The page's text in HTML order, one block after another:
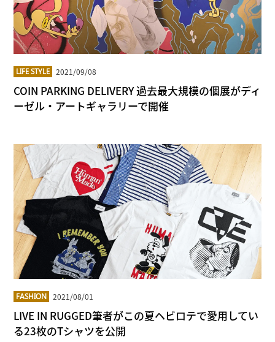
LIFE STYLE 2021/09/08
COIN PARKING DELIVERY 過去最大規模の個展がディ
ーゼル・アートギャラリーで開催
FASHION 2021/08/01
LIVE IN RUGGED筆者がこの夏ヘビロテで愛用してい
る23枚のTシャツを公開